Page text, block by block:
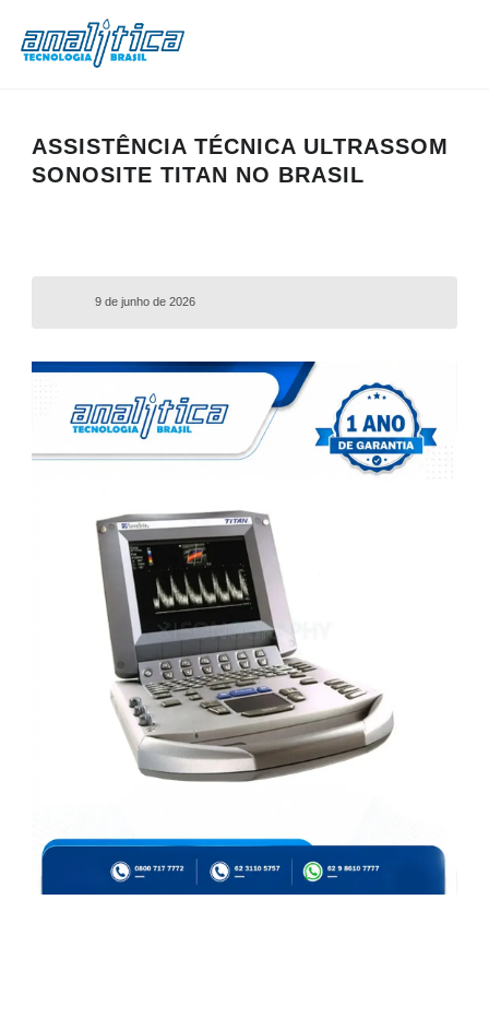
ASSISTÊNCIA TÉCNICA ULTRASSOM
SONOSITE TITAN NO BRASIL
9 de junho de 2026